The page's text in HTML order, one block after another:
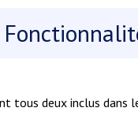
tous deux inclus dans